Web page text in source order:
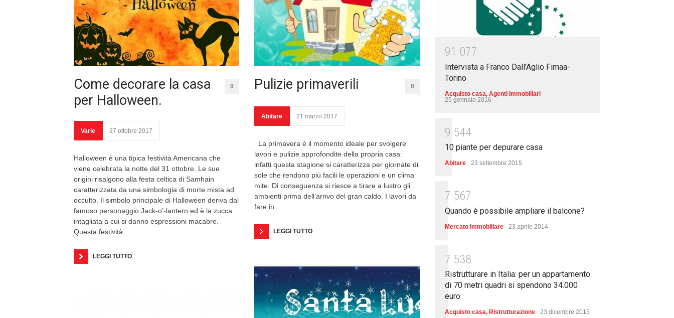
Come decorare la casa
per Halloween.
0
Varie 27 ottobre 2017
Halloween è una tipica festività Americana che
viene celebrata la notte del 31 ottobre. Le sue
origini risalgono alla festa celtica di Samhain
caratterizzata da una simbologia di morte mista ad
occulto. Il simbolo principale di Halloween deriva dal
famoso personaggio Jack-o’-lantern ed è la zucca
intagliata a cui si danno espressioni macabre.
Questa festività
LEGGI TUTTO
Pulizie primaverili 0
Abitare 21 marzo 2017
La primavera è il momento ideale per svolgere
lavori e pulizie approfondite della propria casa:
infatti questa stagione si caratterizza per giornate di
sole che rendono più facili le operazioni e un clima
mite. Di conseguenza si riesce a tirare a lustro gli
ambienti prima dell’arrivo del gran caldo. I lavori da
fare in
LEGGI TUTTO
91 077
Intervista a Franco Dall'Aglio Fimaa-
Torino
Acquisto casa, Agenti Immobiliari
25 gennaio 2016
9 544
10 piante per depurare casa
Abitare 23 settembre 2015
7 567
Quando è possibile ampliare il balcone?
Mercato Immobiliare 23 aprile 2014
7 538
Ristrutturare in Italia: per un appartamento
di 70 metri quadri si spendono 34.000
euro
Acquisto casa, Ristrutturazione 23 dicembre 2015